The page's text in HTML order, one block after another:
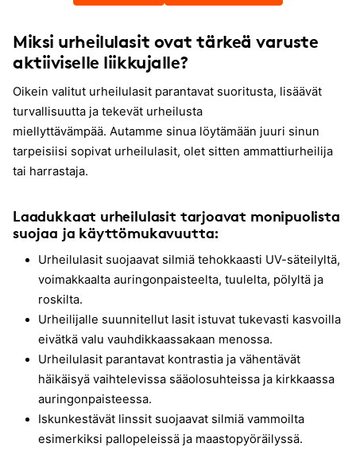
Miksi urheilulasit ovat tärkeä varuste
aktiiviselle liikkujalle?
Oikein valitut urheilulasit parantavat suoritusta, lisäävät
turvallisuutta ja tekevät urheilusta
miellyttävämpää. Autamme sinua löytämään juuri sinun
tarpeisiisi sopivat urheilulasit, olet sitten ammattiurheilija
tai harrastaja.
Laadukkaat urheilulasit tarjoavat monipuolista
suojaa ja käyttömukavuutta:
Urheilulasit suojaavat silmiä tehokkaasti UV-säteilyltä,
voimakkaalta auringonpaisteelta, tuulelta, pölyltä ja
roskilta.
Urheilijalle suunnitellut lasit istuvat tukevasti kasvoilla
eivätkä valu vauhdikkaassakaan menossa.
Urheilulasit parantavat kontrastia ja vähentävät
häikäisyä vaihtelevissa sääolosuhteissa ja kirkkaassa
auringonpaisteessa.
Iskunkestävät linssit suojaavat silmiä vammoilta
esimerkiksi pallopeleissä ja maastopyöräilyssä.